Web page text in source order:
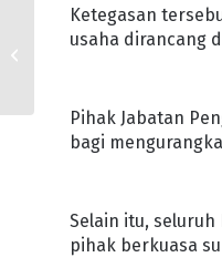
Ketegasan
usaha dirancang
Pihak Jabatan
bagi
Selain itu,
pihak berkuasa
PDPR MELIBATKAN